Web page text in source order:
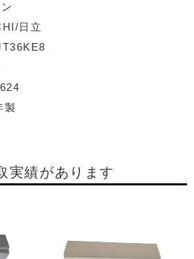
日立
製
実績があります